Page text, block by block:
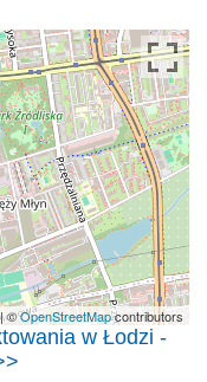
©OpenStreetMapcontributors
w Łodzi -